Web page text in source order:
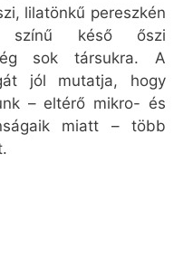
lilatönkű pereszkén
színű késő őszi
sok társukra. A
jól mutatja, hogy
– eltérő mikro- és
miatt – több